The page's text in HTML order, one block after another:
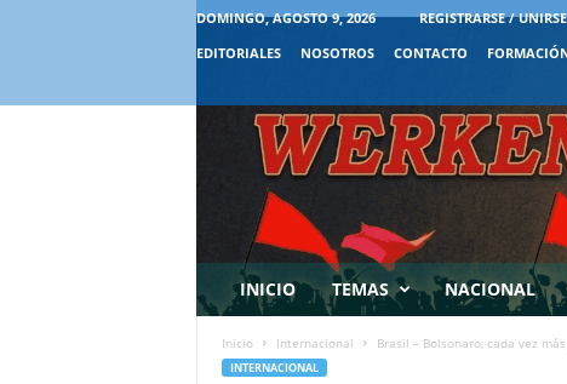
DOMINGO, AGOSTO 9, 2026
REGISTRARSE / UNIRSE
EDITORIALES
NOSOTROS CONTACTO
INICIO TEMAS NACIONAL
Inicio Internacional Brasil – Bolsonaro, cada vez
INTERNACIONAL